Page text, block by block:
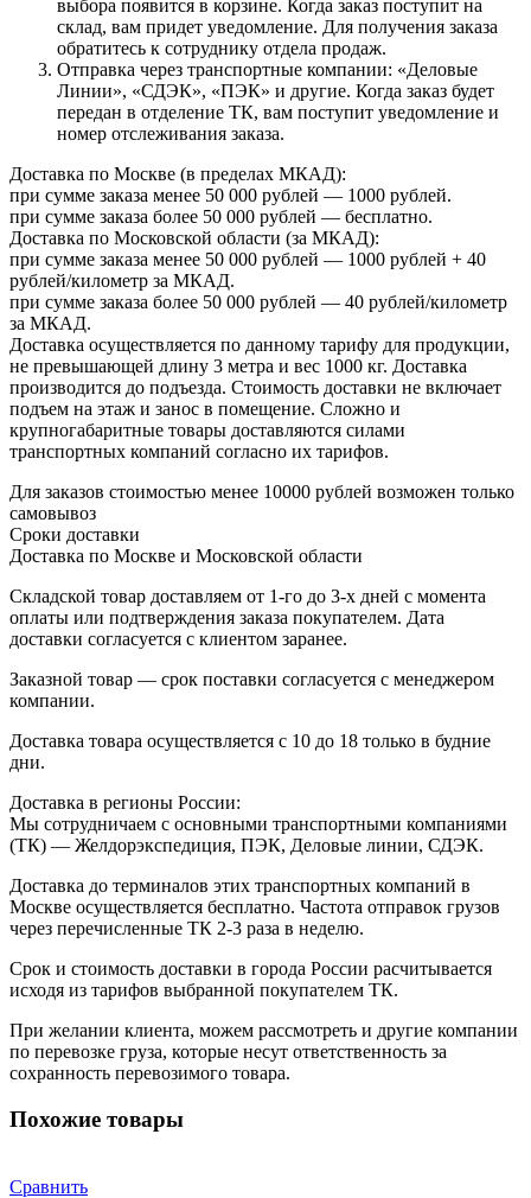
выбора появится в корзине. Когда заказ поступит на
склад, вам придет уведомление. Для получения заказа
обратитесь к сотруднику отдела продаж.
Отправка через транспортные компании: «Деловые
Линии», «СДЭК», «ПЭК» и другие. Когда заказ будет
передан в отделение ТК, вам поступит уведомление и
номер отслеживания заказа.
Доставка по Москве (в пределах МКАД):
при сумме заказа менее 50 000 рублей — 1000 рублей.
при сумме заказа более 50 000 рублей — бесплатно.
Доставка по Московской области (за МКАД):
при сумме заказа менее 50 000 рублей — 1000 рублей + 40
рублей/километр за МКАД.
при сумме заказа более 50 000 рублей — 40 рублей/километр
за МКАД.
Доставка осуществляется по данному тарифу для продукции,
не превышающей длину 3 метра и вес 1000 кг. Доставка
производится до подъезда. Стоимость доставки не включает
подъем на этаж и занос в помещение. Сложно и
крупногабаритные товары доставляются силами
транспортных компаний согласно их тарифов.
Для заказов стоимостью менее 10000 рублей возможен только
самовывоз
Сроки доставки
Доставка по Москве и Московской области
Складской товар доставляем от 1-го до 3-х дней с момента
оплаты или подтверждения заказа покупателем. Дата
доставки согласуется с клиентом заранее.
Заказной товар — срок поставки согласуется с менеджером
компании.
Доставка товара осуществляется с 10 до 18 только в будние
дни.
Доставка в регионы России:
Мы сотрудничаем с основными транспортными компаниями
(ТК) — Желдорэкспедиция, ПЭК, Деловые линии, СДЭК.
Доставка до терминалов этих транспортных компаний в
Москве осуществляется бесплатно. Частота отправок грузов
через перечисленные ТК 2-3 раза в неделю.
Срок и стоимость доставки в города России расчитывается
исходя из тарифов выбранной покупателем ТК.
При желании клиента, можем рассмотреть и другие компании
по перевозке груза, которые несут ответственность за
сохранность перевозимого товара.
Похожие товары
Сравнить